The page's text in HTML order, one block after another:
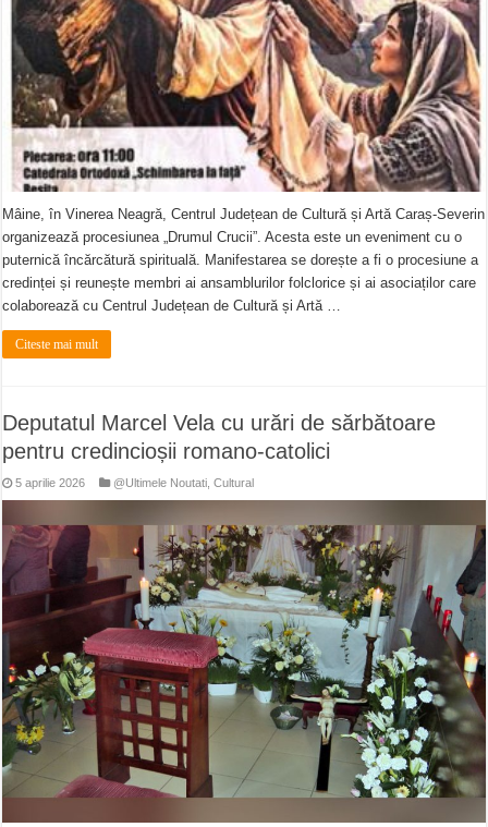
Mâine, în Vinerea Neagră, Centrul Județean de Cultură și Artă Caraș-Severin
organizează procesiunea „Drumul Crucii”. Acesta este un eveniment cu o
puternică încărcătură spirituală. Manifestarea se dorește a fi o procesiune a
credinței și reunește membri ai ansamblurilor folclorice și ai asociaților care
colaborează cu Centrul Județean de Cultură și Artă …
Citeste mai mult
Deputatul Marcel Vela cu urări de sărbătoare
pentru credincioșii romano-catolici
5 aprilie 2026 @Ultimele Noutati ,Cultural